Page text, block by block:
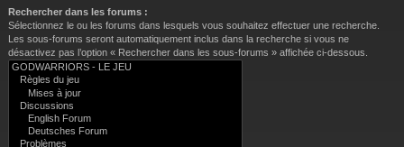
Rechercher dans les forums :
Sélectionnez le ou les forums dans lesquels vous souhaitez effectuer une recherche.
Les sous-forums seront automatiquement inclus dans la recherche si vous ne
désactivez pas l’option « Rechercher dans les sous-forums » affichée ci-dessous.